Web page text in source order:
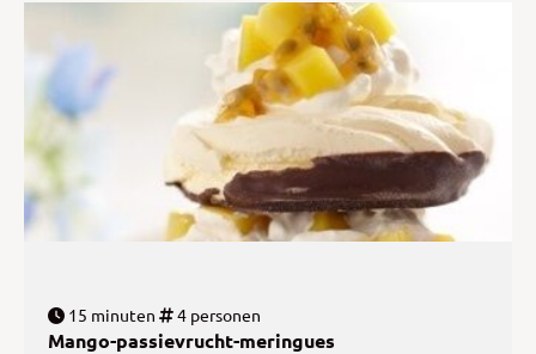
15 minuten 4 personen
Mango-passievrucht-meringues